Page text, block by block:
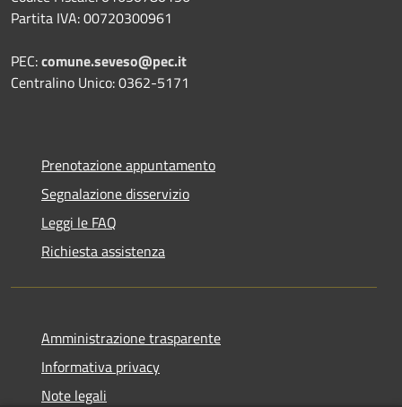
Partita IVA: 00720300961
PEC:comune.seveso@pec.it
Centralino Unico: 0362-5171
Prenotazione appuntamento
Segnalazione disservizio
Leggi le FAQ
Richiesta assistenza
Amministrazione trasparente
Informativa privacy
Note legali